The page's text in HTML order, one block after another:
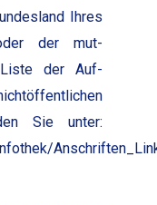
Ihres
der mut­
Liste der Auf­
Sie unter: